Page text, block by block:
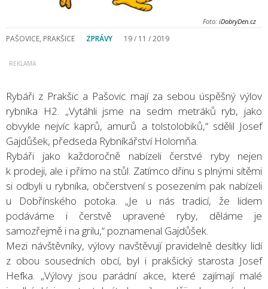
Foto: iDobryDen.cz
PAŠOVICE, PRAKŠICE ZPRÁVY 19 / 11 / 2019
Rybáři z Prakšic a Pašovic mají za sebou úspěšný výlov
rybníka H2. „Vytáhli jsme na sedm metráků ryb, jako
obvykle nejvíc kaprů, amurů a tolstolobiků,“ sdělil Josef
Gajdůšek, předseda Rybníkářství Holomňa.
Rybáři jako každoročně nabízeli čerstvé ryby nejen
k prodeji, ale i přímo na stůl. Zatímco dřinu s plnými sítěmi
si odbyli u rybníka, občerstvení s posezením pak nabízeli
u Dobřínského potoka. „Je u nás tradicí, že lidem
podáváme i čerstvě upravené ryby, děláme je
samozřejmě i na grilu,“ poznamenal Gajdůšek.
Mezi návštěvníky, výlovy navštěvují pravidelně desítky lidí
z obou sousedních obcí, byl i prakšický starosta Josef
Hefka. „Výlovy jsou parádní akce, které zajímají malé